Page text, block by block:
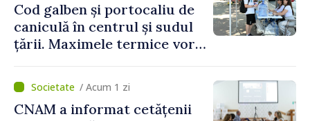
Cod galben și portocaliu de
caniculă în centrul și sudul
țării. Maximele termice vor
/ Acum 1 zi
CNAM a informat cetățenii